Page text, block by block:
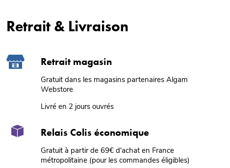
Retrait & Livraison
Retrait magasin
Gratuit dans les magasins partenaires Algam
Webstore
Livré en 2 jours ouvrés
Relais Colis économique
Gratuit à partir de 69€ d'achat en France
métropolitaine (pour les commandes éligibles)